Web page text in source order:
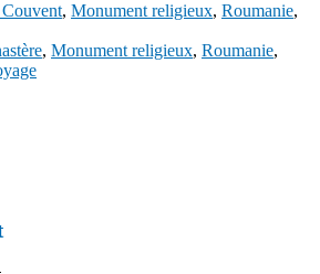
, Monument religieux, Roumanie,
, Monument religieux, Roumanie,